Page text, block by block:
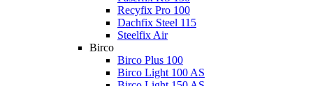
Recyfix Pro 100
Dachfix Steel 115
Steelfix Air
Birco
Birco Plus 100
Birco Light 100 AS